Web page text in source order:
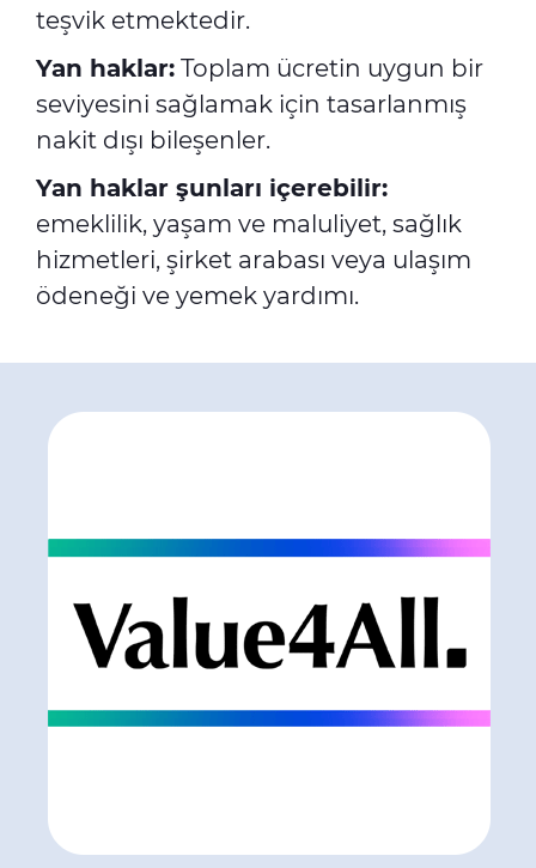
teşvik etmektedir.
Yan haklar: Toplam ücretin uygun bir
seviyesini sağlamak için tasarlanmış
nakit dışı bileşenler.
Yan haklar şunları içerebilir:
emeklilik, yaşam ve maluliyet, sağlık
hizmetleri, şirket arabası veya ulaşım
ödeneği ve yemek yardımı.